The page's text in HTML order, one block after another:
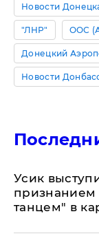
Новости
"ЛНР" ООС
Донецкий
Новости
Усик
признанием
танцем" в